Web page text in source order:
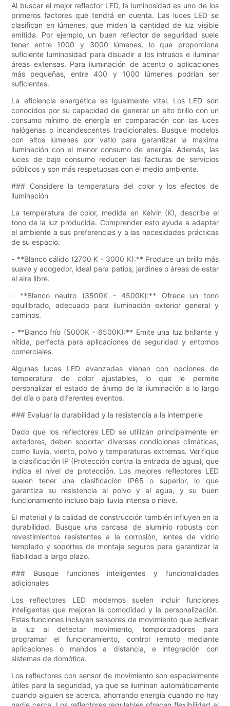
Al buscar el mejor reflector LED, la luminosidad es uno de los
primeros factores que tendrá en cuenta. Las luces LED se
clasifican en lúmenes, que miden la cantidad de luz visible
emitida. Por ejemplo, un buen reflector de seguridad suele
tener entre 1000 y 3000 lúmenes, lo que proporciona
suficiente luminosidad para disuadir a los intrusos e iluminar
áreas extensas. Para iluminación de acento o aplicaciones
más pequeñas, entre 400 y 1000 lúmenes podrían ser
suficientes.
La eficiencia energética es igualmente vital. Los LED son
conocidos por su capacidad de generar un alto brillo con un
consumo mínimo de energía en comparación con las luces
halógenas o incandescentes tradicionales. Busque modelos
con altos lúmenes por vatio para garantizar la máxima
iluminación con el menor consumo de energía. Además, las
luces de bajo consumo reducen las facturas de servicios
públicos y son más respetuosas con el medio ambiente.
### Considere la temperatura del color y los efectos de
iluminación
La temperatura de color, medida en Kelvin (K), describe el
tono de la luz producida. Comprender esto ayuda a adaptar
el ambiente a sus preferencias y a las necesidades prácticas
de su espacio.
- **Blanco cálido (2700 K - 3000 K):** Produce un brillo más
suave y acogedor, ideal para patios, jardines o áreas de estar
al aire libre.
- **Blanco neutro (3500K - 4500K):** Ofrece un tono
equilibrado, adecuado para iluminación exterior general y
caminos.
- **Blanco frío (5000K - 6500K):** Emite una luz brillante y
nítida, perfecta para aplicaciones de seguridad y entornos
comerciales.
Algunas luces LED avanzadas vienen con opciones de
temperatura de color ajustables, lo que le permite
personalizar el estado de ánimo de la iluminación a lo largo
del día o para diferentes eventos.
### Evaluar la durabilidad y la resistencia a la intemperie
Dado que los reflectores LED se utilizan principalmente en
exteriores, deben soportar diversas condiciones climáticas,
como lluvia, viento, polvo y temperaturas extremas. Verifique
la clasificación IP (Protección contra la entrada de agua), que
indica el nivel de protección. Los mejores reflectores LED
suelen tener una clasificación IP65 o superior, lo que
garantiza su resistencia al polvo y al agua, y su buen
funcionamiento incluso bajo lluvia intensa o nieve.
El material y la calidad de construcción también influyen en la
durabilidad. Busque una carcasa de aluminio robusta con
revestimientos resistentes a la corrosión, lentes de vidrio
templado y soportes de montaje seguros para garantizar la
fiabilidad a largo plazo.
### Busque funciones inteligentes y funcionalidades
adicionales
Los reflectores LED modernos suelen incluir funciones
inteligentes que mejoran la comodidad y la personalización.
Estas funciones incluyen sensores de movimiento que activan
la luz al detectar movimiento, temporizadores para
programar el funcionamiento, control remoto mediante
aplicaciones o mandos a distancia, e integración con
sistemas de domótica.
Los reflectores con sensor de movimiento son especialmente
útiles para la seguridad, ya que se iluminan automáticamente
cuando alguien se acerca, ahorrando energía cuando no hay